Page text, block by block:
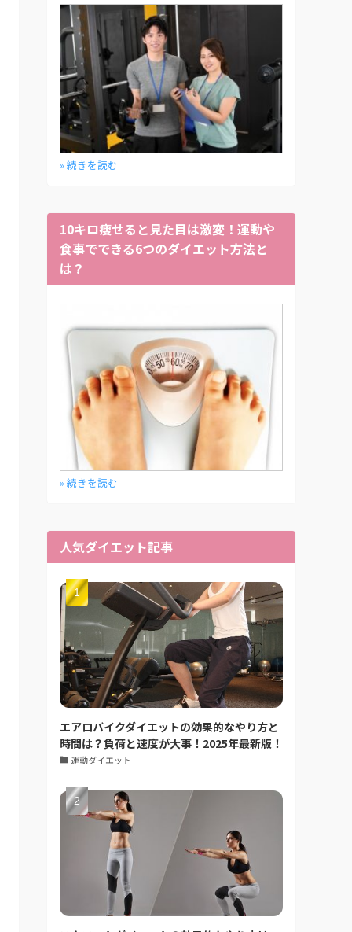
» 続きを読む
10キロ痩せると見た目は激変！運動や
食事でできる6つのダイエット方法と
は？
» 続きを読む
人気ダイエット記事
エアロバイクダイエットの効果的なやり方と
時間は？負荷と速度が大事！2025年最新版！
運動ダイエット